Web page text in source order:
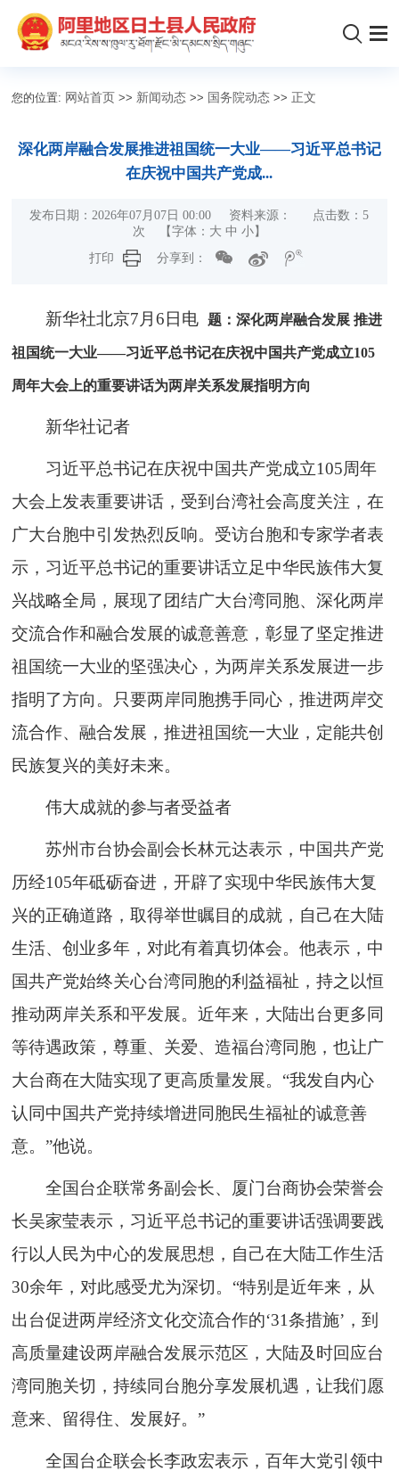
您的位置: 网站首页 >> 新闻动态 >> 国务院动态 >> 正文
深化两岸融合发展推进祖国统一大业——习近平总书记
在庆祝中国共产党成...
发布日期：2026年07月07日 00:00 资料来源： 点击数： 5
次
【字体： 大 中 小】
打印
分享到：
新华社北京7月6日电 题：深化两岸融合发展 推进
祖国统一大业——习近平总书记在庆祝中国共产党成立105
周年大会上的重要讲话为两岸关系发展指明方向
新华社记者
习近平总书记在庆祝中国共产党成立105周年
大会上发表重要讲话，受到台湾社会高度关注，在
广大台胞中引发热烈反响。受访台胞和专家学者表
示，习近平总书记的重要讲话立足中华民族伟大复
兴战略全局，展现了团结广大台湾同胞、深化两岸
交流合作和融合发展的诚意善意，彰显了坚定推进
祖国统一大业的坚强决心，为两岸关系发展进一步
指明了方向。只要两岸同胞携手同心，推进两岸交
流合作、融合发展，推进祖国统一大业，定能共创
民族复兴的美好未来。
伟大成就的参与者受益者
苏州市台协会副会长林元达表示，中国共产党
历经105年砥砺奋进，开辟了实现中华民族伟大复
兴的正确道路，取得举世瞩目的成就，自己在大陆
生活、创业多年，对此有着真切体会。他表示，中
国共产党始终关心台湾同胞的利益福祉，持之以恒
推动两岸关系和平发展。近年来，大陆出台更多同
等待遇政策，尊重、关爱、造福台湾同胞，也让广
大台商在大陆实现了更高质量发展。“我发自内心
认同中国共产党持续增进同胞民生福祉的诚意善
意。”他说。
全国台企联常务副会长、厦门台商协会荣誉会
长吴家莹表示，习近平总书记的重要讲话强调要践
行以人民为中心的发展思想，自己在大陆工作生活
30余年，对此感受尤为深切。“特别是近年来，从
出台促进两岸经济文化交流合作的‘31条措施’，到
高质量建设两岸融合发展示范区，大陆及时回应台
湾同胞关切，持续同台胞分享发展机遇，让我们愿
意来、留得住、发展好。”
全国台企联会长李政宏表示，百年大党引领中